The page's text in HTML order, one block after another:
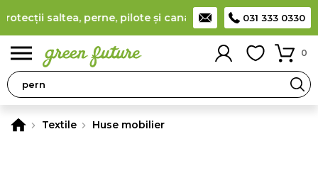
saltea, perne, pilote și canapele(detalii Producător
031 333 0330
0
Textile Huse mobilier